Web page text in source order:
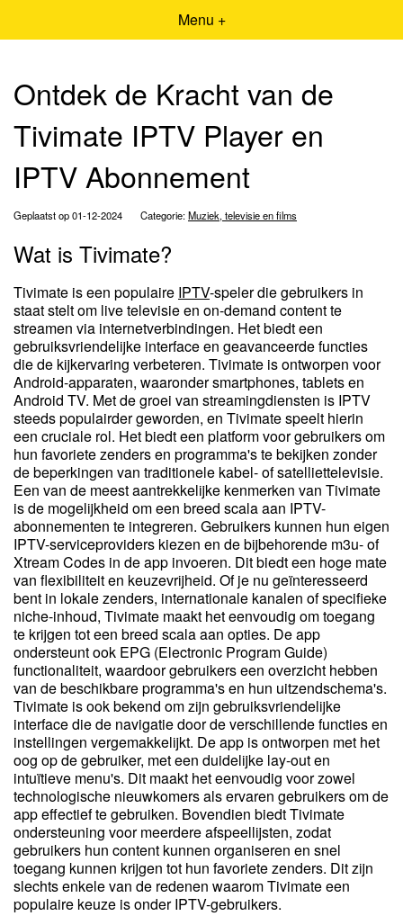
Menu +
Ontdek de Kracht van de
Tivimate IPTV Player en
IPTV Abonnement
Geplaatst op 01-12-2024 Categorie:Muziek, televisie en films
Wat is Tivimate?
Tivimate is een populaire IPTV-speler die gebruikers in
staat stelt om live televisie en on-demand content te
streamen via internetverbindingen. Het biedt een
gebruiksvriendelijke interface en geavanceerde functies
die de kijkervaring verbeteren. Tivimate is ontworpen voor
Android-apparaten, waaronder smartphones, tablets en
Android TV. Met de groei van streamingdiensten is IPTV
steeds populairder geworden, en Tivimate speelt hierin
een cruciale rol. Het biedt een platform voor gebruikers om
hun favoriete zenders en programma's te bekijken zonder
de beperkingen van traditionele kabel- of satelliettelevisie.
Een van de meest aantrekkelijke kenmerken van Tivimate
is de mogelijkheid om een breed scala aan IPTV-
abonnementen te integreren. Gebruikers kunnen hun eigen
IPTV-serviceproviders kiezen en de bijbehorende m3u- of
Xtream Codes in de app invoeren. Dit biedt een hoge mate
van flexibiliteit en keuzevrijheid. Of je nu geïnteresseerd
bent in lokale zenders, internationale kanalen of specifieke
niche-inhoud, Tivimate maakt het eenvoudig om toegang
te krijgen tot een breed scala aan opties. De app
ondersteunt ook EPG (Electronic Program Guide)
functionaliteit, waardoor gebruikers een overzicht hebben
van de beschikbare programma's en hun uitzendschema's.
Tivimate is ook bekend om zijn gebruiksvriendelijke
interface die de navigatie door de verschillende functies en
instellingen vergemakkelijkt. De app is ontworpen met het
oog op de gebruiker, met een duidelijke lay-out en
intuïtieve menu's. Dit maakt het eenvoudig voor zowel
technologische nieuwkomers als ervaren gebruikers om de
app effectief te gebruiken. Bovendien biedt Tivimate
ondersteuning voor meerdere afspeellijsten, zodat
gebruikers hun content kunnen organiseren en snel
toegang kunnen krijgen tot hun favoriete zenders. Dit zijn
slechts enkele van de redenen waarom Tivimate een
populaire keuze is onder IPTV-gebruikers.